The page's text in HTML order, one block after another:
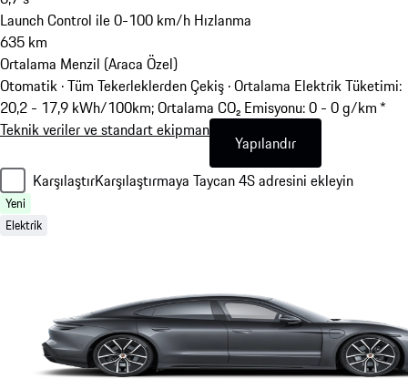
Launch Control ile 0-100 km/h Hızlanma
635 km
Ortalama Menzil (Araca Özel)
Otomatik · Tüm Tekerleklerden Çekiş ·Ortalama Elektrik Tüketimi:
20,2 - 17,9 kWh/100km; Ortalama CO₂ Emisyonu: 0 - 0 g/km *
Teknik veriler ve standart ekipman
Yapılandır
KarşılaştırKarşılaştırmaya Taycan 4S adresini ekleyin
Yeni
Elektrik